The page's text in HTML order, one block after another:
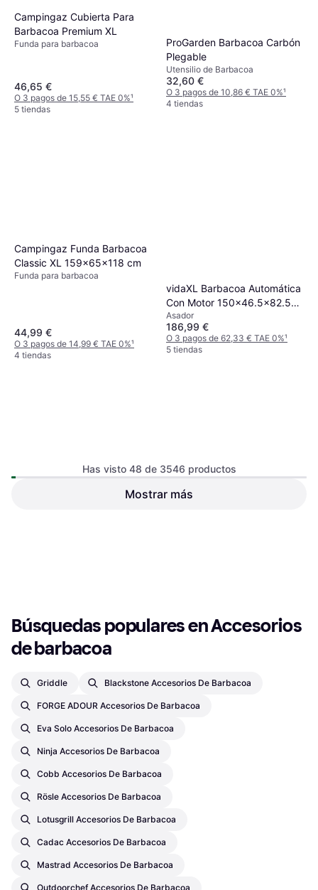
Campingaz Cubierta Para
Barbacoa Premium XL
Funda para barbacoa
46,65 €
O 3 pagos de 15,55 € TAE 0%¹
5 tiendas
ProGarden Barbacoa Carbón
Plegable
Utensilio de Barbacoa
32,60 €
O 3 pagos de 10,86 € TAE 0%¹
4 tiendas
Campingaz Funda Barbacoa
Classic XL 159x65x118 cm
Funda para barbacoa
44,99 €
O 3 pagos de 14,99 € TAE 0%¹
4 tiendas
vidaXL Barbacoa Automática
Con Motor 150x46.5x82.5
cm
Asador
186,99 €
O 3 pagos de 62,33 € TAE 0%¹
5 tiendas
Vaello Cast Iron Griddle Plate
Has visto 48 de 3546 productos
Mostrar más
Búsquedas populares en Accesorios
de barbacoa
Griddle Blackstone Accesorios De Barbacoa
FORGE ADOUR Accesorios De Barbacoa
Eva Solo Accesorios De Barbacoa
Ninja Accesorios De Barbacoa
Cobb Accesorios De Barbacoa
Rösle Accesorios De Barbacoa
Lotusgrill Accesorios De Barbacoa
Cadac Accesorios De Barbacoa
Mastrad Accesorios De Barbacoa
Outdoorchef Accesorios De Barbacoa